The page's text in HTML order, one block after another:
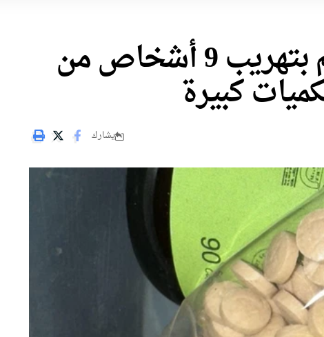
اتهام شاب من أم الفحم بتهريب 9 أشخاص من
كبيرة
يشارك